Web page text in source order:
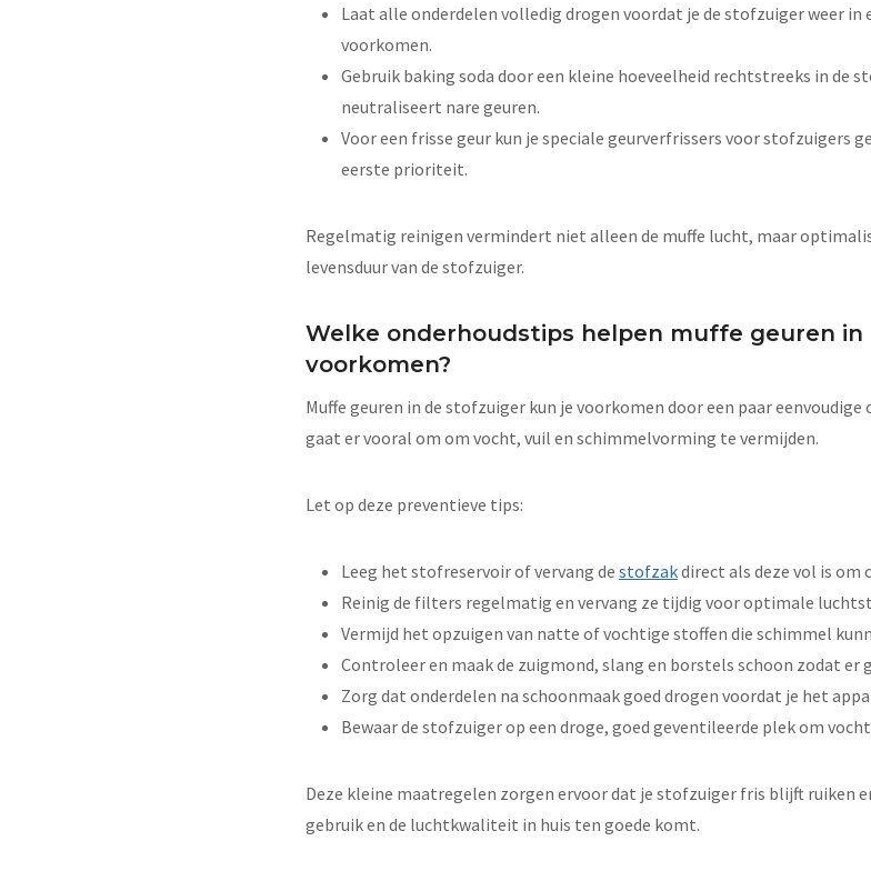
Laat alle onderdelen volledig drogen voordat je de stofzuiger weer
voorkomen.
Gebruik baking soda door een kleine hoeveelheid rechtstreeks in de
neutraliseert nare geuren.
Voor een frisse geur kun je speciale geurverfrissers voor stofzuigers
eerste prioriteit.
Regelmatig reinigen vermindert niet alleen de muffe lucht, maar
levensduur van de stofzuiger.
Welke onderhoudstips helpen muffe geuren
voorkomen?
Muffe geuren in de stofzuiger kun je voorkomen door een paar
gaat er vooral om om vocht, vuil en schimmelvorming te vermijden.
Let op deze preventieve tips:
Leeg het stofreservoir of vervang de stofzakdirect als deze vol is om
Reinig de filters regelmatig en vervang ze tijdig voor optimale
Vermijd het opzuigen van natte of vochtige stoffen die schimmel
Controleer en maak de zuigmond, slang en borstels schoon zodat er
Zorg dat onderdelen na schoonmaak goed drogen voordat je het
Bewaar de stofzuiger op een droge, goed geventileerde plek om
Deze kleine maatregelen zorgen ervoor dat je stofzuiger fris blijft ruiken
gebruik en de luchtkwaliteit in huis ten goede komt.